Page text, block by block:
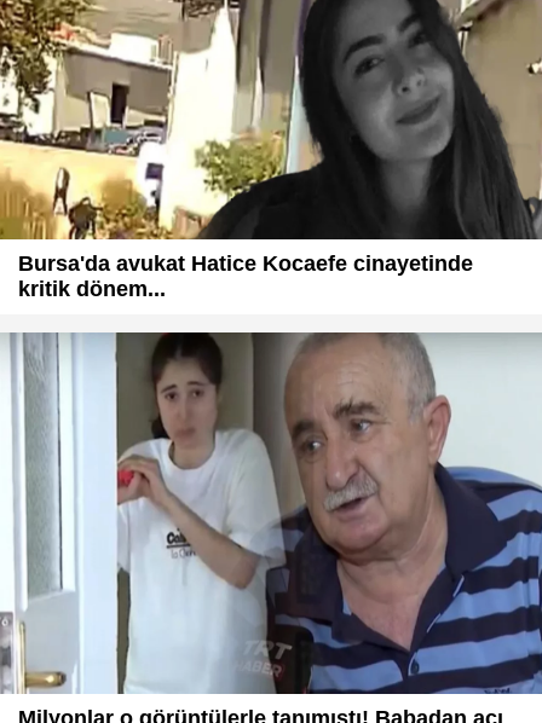
Bursa'da avukat Hatice Kocaefe cinayetinde
kritik dönem...
Milyonlar o görüntülerle tanımıştı! Babadan acı